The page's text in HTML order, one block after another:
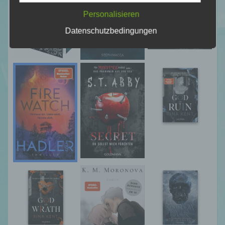
Informationen gesondert aufbewahrt werden
und technischen und organisatorischen
dass die personenbezogenen Daten nicht
natürlichen Person zugewiesen werden.
g) Verantwortlicher oder für die Verarbeitung
Verantwortlicher
Verantwortlicher oder für die Verarbeitung
Verantwortlicher ist die natürliche oder
juristische Person, Behörde, Einrichtung
oder andere Stelle, die allein oder
gemeinsam mit anderen über die Zwecke
und Mittel der Verarbeitung von
personenbezogenen Daten entscheidet.
Sind die Zwecke und Mittel dieser
Verarbeitung durch das Unionsrecht oder
das Recht der Mitgliedstaaten vorgegeben,
Personalisieren
Datenschutzbedingungen